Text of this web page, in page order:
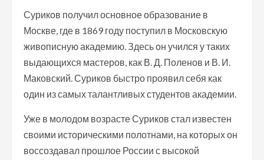
Суриков получил основное образование в
Москве, где в 1869 году поступил в Московскую
живописную академию. Здесь он учился у таких
выдающихся мастеров, как В. Д. Поленов и В. И.
Маковский. Суриков быстро проявил себя как
один из самых талантливых студентов академии.
Уже в молодом возрасте Суриков стал известен
своими историческими полотнами, на которых он
воссоздавал прошлое России с высокой